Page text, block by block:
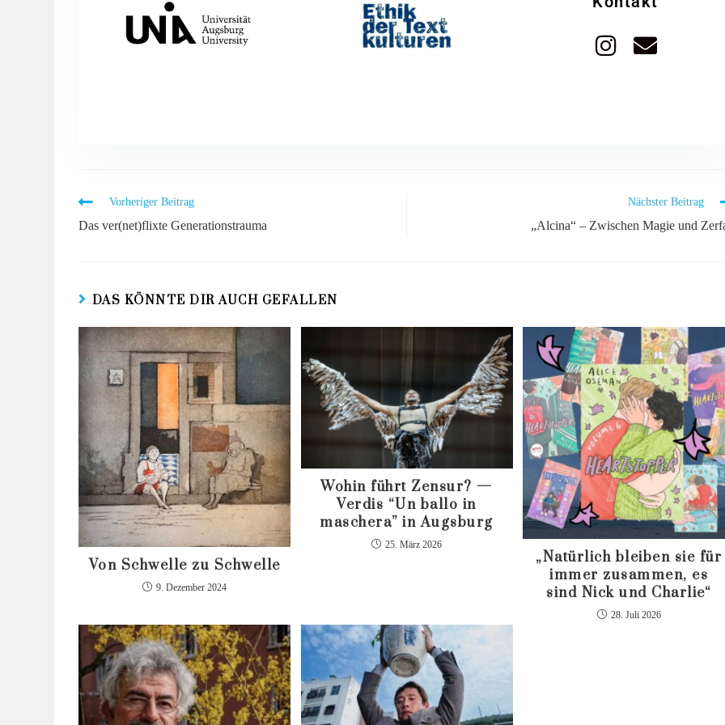
Vorheriger Beitrag
Das ver(net)flixte Generationstrauma
Nächster Beitrag
„Alcina“ – Zwischen Magie und
DAS KÖNNTE DIR AUCH GEFALLEN
Von Schwelle zu Schwelle
9. Dezember 2024
Wohin führt Zensur? —
Verdis “Un ballo in
maschera” in Augsburg
25. März 2026
„Natürlich bleiben sie für
immer zusammen, es
sind Nick und Charlie“
28. Juli 2026